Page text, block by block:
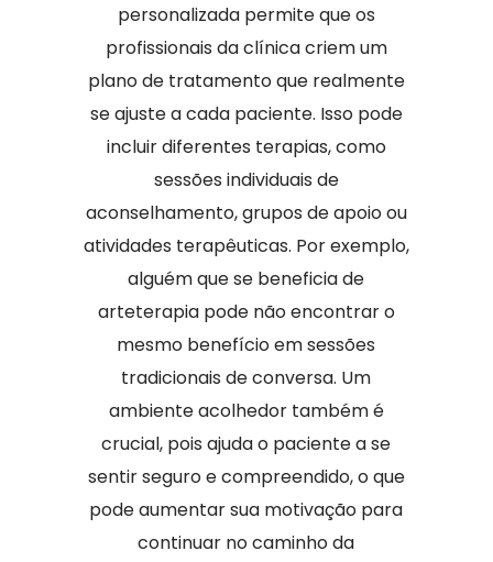
personalizada permite que os
profissionais da clínica criem um
plano de tratamento que realmente
se ajuste a cada paciente. Isso pode
incluir diferentes terapias, como
sessões individuais de
aconselhamento, grupos de apoio ou
atividades terapêuticas. Por exemplo,
alguém que se beneficia de
arteterapia pode não encontrar o
mesmo benefício em sessões
tradicionais de conversa. Um
ambiente acolhedor também é
crucial, pois ajuda o paciente a se
sentir seguro e compreendido, o que
pode aumentar sua motivação para
continuar no caminho da